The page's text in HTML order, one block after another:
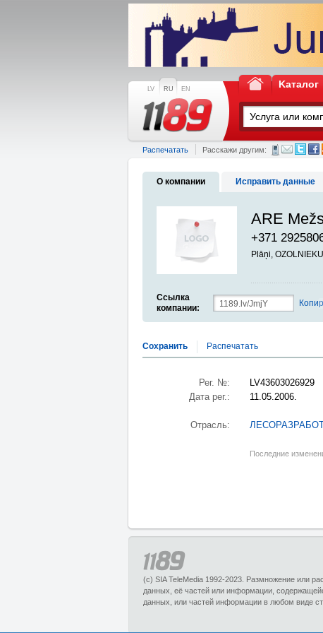
LV RU EN Kаталог
Распечатать Расскажи другим:
О компании Исправить данные
ARE
+371
Plāņi,
Ссылка
компании:
Сохранить Распечатать
Рег. №:
LV43603026929
Дата рег.:
11.05.2006.
Отрасль:
Последние
(c) SIA TeleMedia 1992-2023. Размножение или
данных, её частей или информации,
данных, или частей информации в любом виде